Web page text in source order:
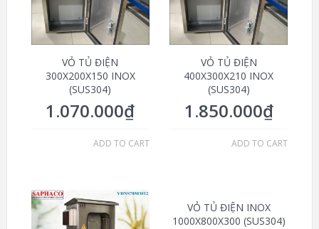
VỎ TỦ ĐIỆN
300X200X150 INOX
(SUS304)
1.070.000₫
ADD TO CART
VỎ TỦ ĐIỆN
400X300X210 INOX
(SUS304)
1.850.000₫
ADD TO CART
VỎ TỦ ĐIỆN INOX
1000X800X300 (SUS304)